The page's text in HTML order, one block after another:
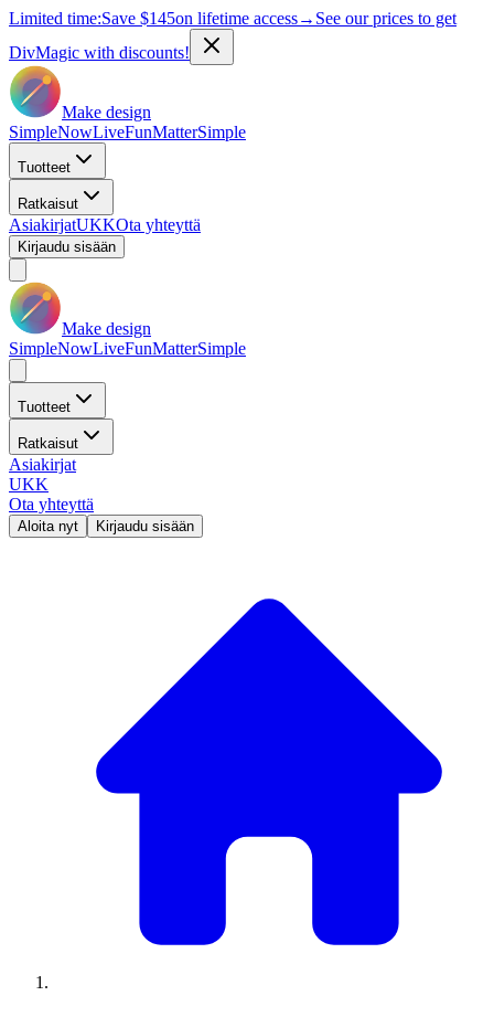
Limited time:Save $145on lifetime access→ See our prices to get
DivMagic with discounts!
Make design
SimpleNowLiveFunMatterSimple
Tuotteet
Ratkaisut
AsiakirjatUKKOta yhteyttä
Kirjaudu sisään
Make design
SimpleNowLiveFunMatterSimple
Tuotteet
Ratkaisut
Asiakirjat
UKK
Ota yhteyttä
Aloita nyt Kirjaudu sisään